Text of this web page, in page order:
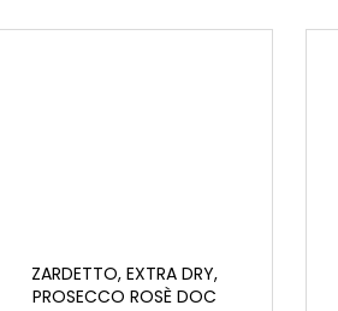
ZARDETTO, EXTRA DRY,
PROSECCO ROSÈ DOC